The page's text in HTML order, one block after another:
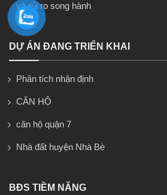
và rủi ro song hành
DỰ ÁN ĐANG TRIỂN KHAI
Phân tích nhận định
CĂN HỘ
căn hộ quận 7
Nhà đất huyện Nhà Bè
BĐS TIỀM NĂNG